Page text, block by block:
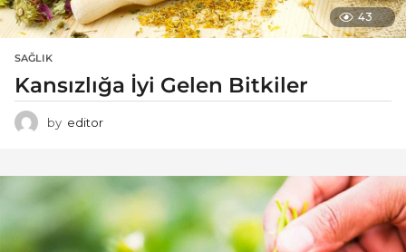
43
SAĞLIK
Kansızlığa İyi Gelen Bitkiler
by editor